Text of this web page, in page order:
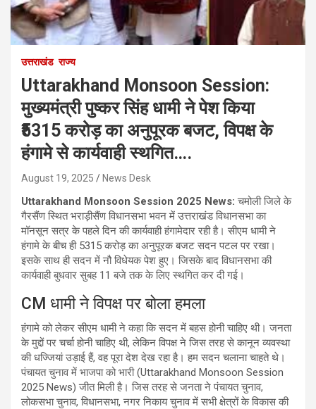
उत्तराखंड राज्य
Uttarakhand Monsoon Session:
मुख्यमंत्री पुष्कर सिंह धामी ने पेश किया
₹5315 करोड़ का अनुपूरक बजट, विपक्ष के
हंगामे से कार्यवाही स्थगित….
August 19, 2025 News Desk
Uttarakhand Monsoon Session 2025 News: चमोली जिले के
गैरसैंण स्थित भराड़ीसैंण विधानसभा भवन में उत्तराखंड विधानसभा का
मॉनसून सत्र के पहले दिन की कार्यवाही हंगामेदार रही है। सीएम धामी ने
हंगामे के बीच ही 5315 करोड़ का अनुपूरक बजट सदन पटल पर रखा।
इसके साथ ही सदन में नौ विधेयक पेश हुए। जिसके बाद विधानसभा की
कार्यवाही बुधवार सुबह 11 बजे तक के लिए स्थगित कर दी गई।
CM धामी ने विपक्ष पर बोला हमला
हंगामे को लेकर सीएम धामी ने कहा कि सदन में बहस होनी चाहिए थी। जनता
के मुद्दों पर चर्चा होनी चाहिए थी, लेकिन विपक्ष ने जिस तरह से कानून व्यवस्था
की धज्जियां उड़ाई हैं, वह पूरा देश देख रहा है। हम सदन चलाना चाहते थे।
पंचायत चुनाव में भाजपा को भारी (Uttarakhand Monsoon Session
2025 News) जीत मिली है। जिस तरह से जनता ने पंचायत चुनाव,
लोकसभा चुनाव, विधानसभा, नगर निकाय चुनाव में सभी क्षेत्रों के विकास की